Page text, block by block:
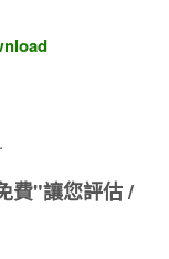
費"讓您評估 /